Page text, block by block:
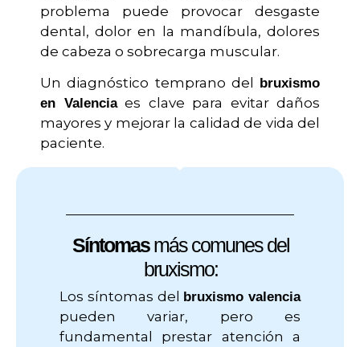
problema puede provocar desgaste
dental, dolor en la mandíbula, dolores
de cabeza o sobrecarga muscular.
Un diagnóstico temprano del
bruxismo
en Valenciaes clave para evitar daños
mayores y mejorar la calidad de vida del
paciente.
Síntomasmás comunes del
bruxismo:
Los síntomas del bruxismo valencia
pueden variar, pero es
fundamental prestar atención a